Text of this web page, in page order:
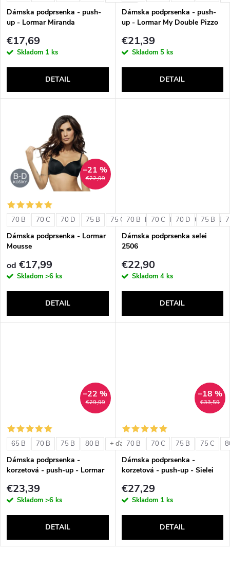
p
r
d
t
o
v
p
r
o
d
t
o
v
Dámska podprsenka - push-
up - Lormar Miranda
€17,69
Skladom 1 ks
DETAIL
Dámska podprsenka - push-
up - Lormar My Double Pizzo
€21,39
Skladom 5 ks
DETAIL
€22,99
–21 %
70 B 70 C 70 D 75 B 75 C 75 D 80 B 80 C 80 D
Dámska podprsenka - Lormar
Mousse
od €17,99
Skladom >6 ks
DETAIL
70 B 70 C 70 D 75 B
Dámska podprsenka selei
2506
€22,90
Skladom 4 ks
DETAIL
€29,99
–22 %
65 B 70 B 75 B 80 B + ďalšie
Dámska podprsenka -
korzetová - push-up - Lormar
€23,39
Skladom >6 ks
DETAIL
€33,59
–18 %
70 B 70 C 75 B 75 C
Dámska podprsenka -
korzetová - push-up - Sielei
€27,29
Skladom 1 ks
DETAIL